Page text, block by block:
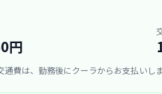
円
通費は、勤務後にクーラからお支払いしま